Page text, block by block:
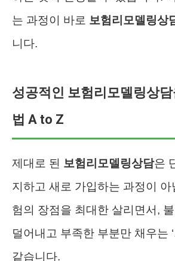
는 과정이 바로 보험리모델링상
니다.
성공적인 보험리모델링상
법 A to Z
제대로 된 보험리모델링상담은
지하고 새로 가입하는 과정이 아
험의 장점을 최대한 살리면서,
덜어내고 부족한 부분만 채우는
같습니다.